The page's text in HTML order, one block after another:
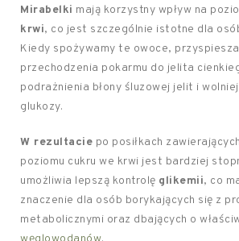
Mirabelki mają korzystny wpływ na
krwi, co jest szczególnie istotne dla
Kiedy spożywamy te owoce,
przechodzenia pokarmu do jelita
podrażnienia błony śluzowej jelit i
glukozy.
W rezultacie po posiłkach
poziomu cukru we krwi jest bardziej
umożliwia lepszą kontrolę glikemii, co
znaczenie dla osób borykających się z
metabolicznymi oraz dbających o